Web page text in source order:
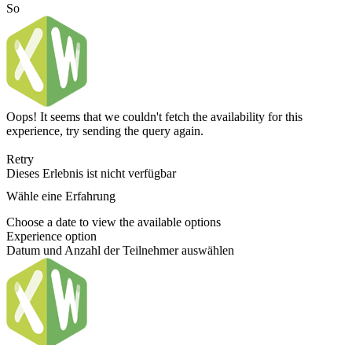
So
Oops! It seems that we couldn't fetch the availability for this
experience, try sending the query again.
Retry
Dieses Erlebnis ist nicht verfügbar
Wähle eine Erfahrung
Choose a date to view the available options
Experience option
Datum und Anzahl der Teilnehmer auswählen